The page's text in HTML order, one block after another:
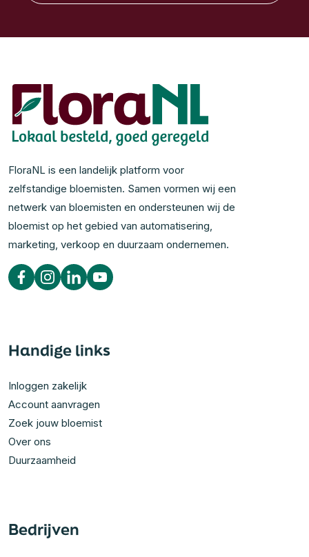
FloraNL is een landelijk platform voor
zelfstandige bloemisten. Samen vormen wij een
netwerk van bloemisten en ondersteunen wij de
bloemist op het gebied van automatisering,
marketing, verkoop en duurzaam ondernemen.
Handige links
Inloggen zakelijk
Account aanvragen
Zoek jouw bloemist
Over ons
Duurzaamheid
Bedrijven